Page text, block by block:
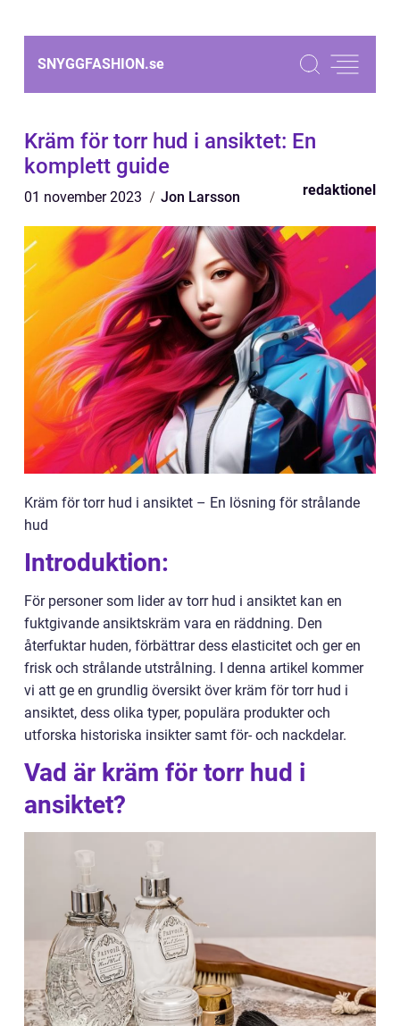
SNYGGFASHION.se
Kräm för torr hud i ansiktet: En
komplett guide
01 november 2023 Jon Larsson redaktionel
Kräm för torr hud i ansiktet – En lösning för strålande
hud
Introduktion:
För personer som lider av torr hud i ansiktet kan en
fuktgivande ansiktskräm vara en räddning. Den
återfuktar huden, förbättrar dess elasticitet och ger en
frisk och strålande utstrålning. I denna artikel kommer
vi att ge en grundlig översikt över kräm för torr hud i
ansiktet, dess olika typer, populära produkter och
utforska historiska insikter samt för- och nackdelar.
Vad är kräm för torr hud i
ansiktet?